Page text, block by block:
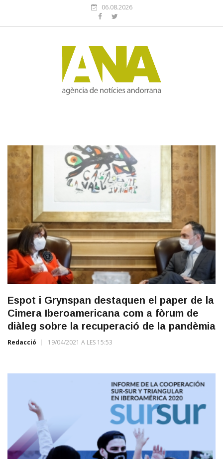
06.08.2026
Espot i Grynspan destaquen el paper de la
Cimera Iberoamericana com a fòrum de
diàleg sobre la recuperació de la pandèmia
Redacció 19/04/2021 A LES 15:53